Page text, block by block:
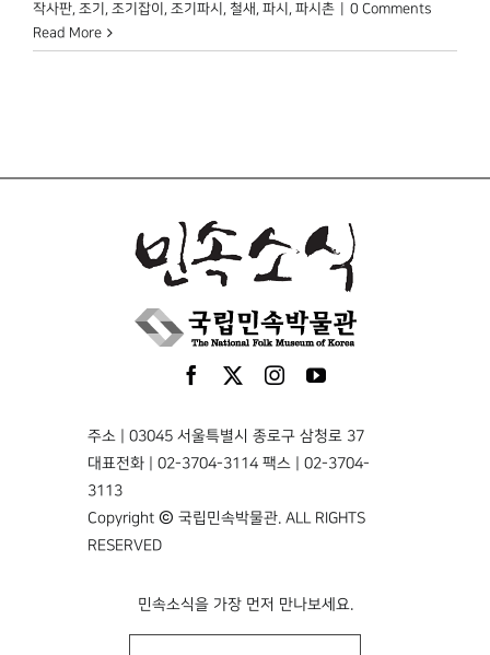
작사판, 조기 , 조기잡이 , 조기파시 , 철새 , 파시 , 파시촌
0 Comments
Read More
주소 | 03045 서울특별시 종로구 삼청로 37
대표전화 | 02-3704-3114 팩스 | 02-3704-
3113
Copyright © 국립민속박물관. ALL RIGHTS
RESERVED
민속소식을 가장 먼저 만나보세요.